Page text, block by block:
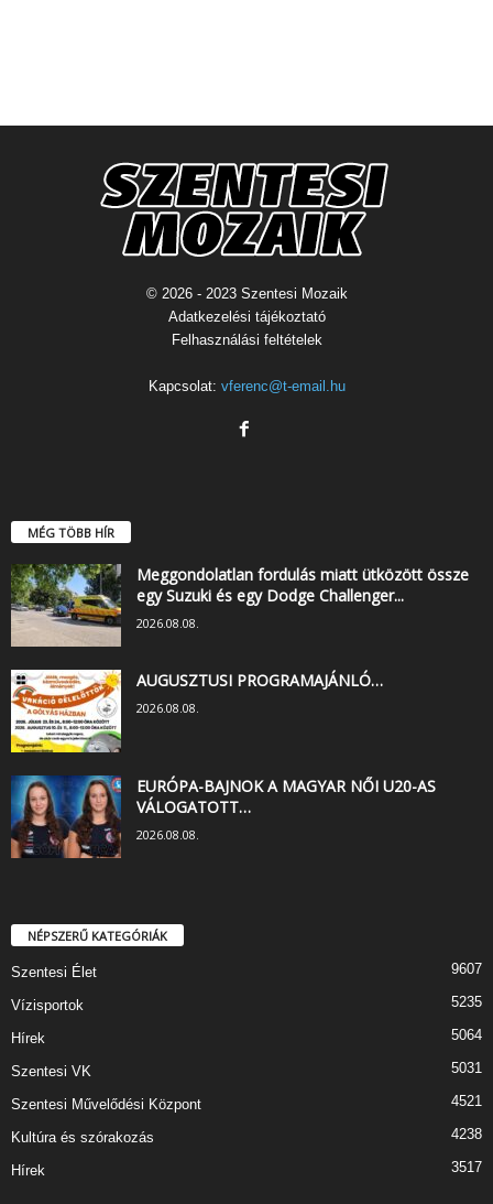
© 2026 - 2023 Szentesi Mozaik
Adatkezelési tájékoztató
Felhasználási feltételek
Kapcsolat: vferenc@t-email.hu
MÉG TÖBB HÍR
Meggondolatlan fordulás miatt ütközött össze
egy Suzuki és egy Dodge Challenger...
2026.08.08.
AUGUSZTUSI PROGRAMAJÁNLÓ…
2026.08.08.
EURÓPA-BAJNOK A MAGYAR NŐI U20-AS
VÁLOGATOTT…
2026.08.08.
NÉPSZERŰ KATEGÓRIÁK
Szentesi Élet 9607
Vízisportok 5235
Hírek 5064
Szentesi VK 5031
Szentesi Művelődési Központ 4521
Kultúra és szórakozás 4238
Hírek 3517